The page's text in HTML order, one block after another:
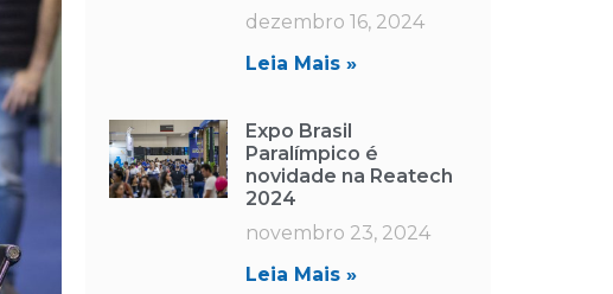
dezembro 16, 2024
Leia Mais »
Expo Brasil
Paralímpico é
novidade na Reatech
2024
novembro 23, 2024
Leia Mais »